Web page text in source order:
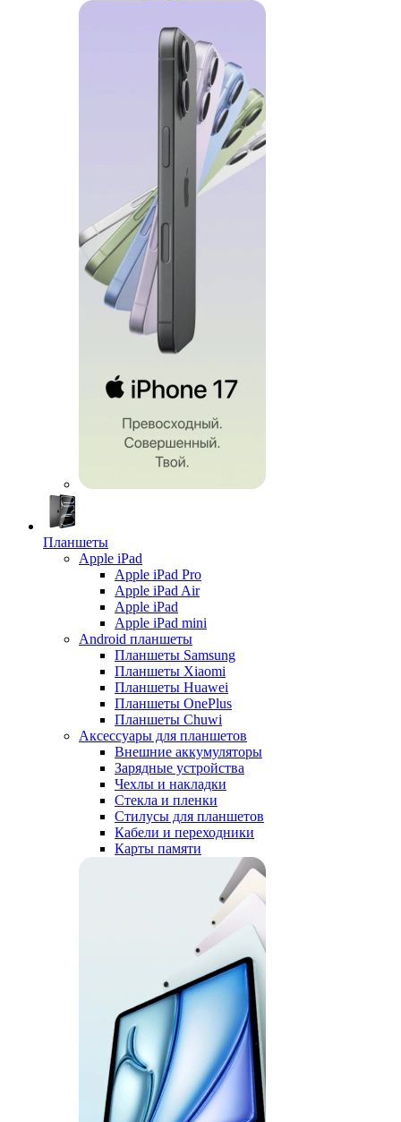
Планшеты
Apple iPad
Apple iPad Pro
Apple iPad Air
Apple iPad
Apple iPad mini
Android планшеты
Планшеты Samsung
Планшеты Xiaomi
Планшеты Huawei
Планшеты OnePlus
Планшеты Chuwi
Аксессуары для планшетов
Внешние аккумуляторы
Зарядные устройства
Чехлы и накладки
Стекла и пленки
Стилусы для планшетов
Кабели и переходники
Карты памяти